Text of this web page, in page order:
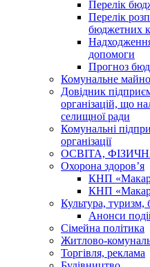
Перелік
Перелік
бюджетних
допомоги
Прогноз
Комунальне майно
Довідник
організацій, що
селищної ради
Комунальні
організації
ОСВІТА,
Охорона здоров’я
КНП
КНП
Культура, туризм,
Анонси
Сімейна політика
Житлово-
Торгівля, реклама